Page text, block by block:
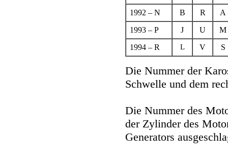
1992 – N
B R
A
1993 – P
J U
M
1994 – R
L V S
Die Nummer der
Schwelle und dem
Die Nummer des
der Zylinder des
Generators